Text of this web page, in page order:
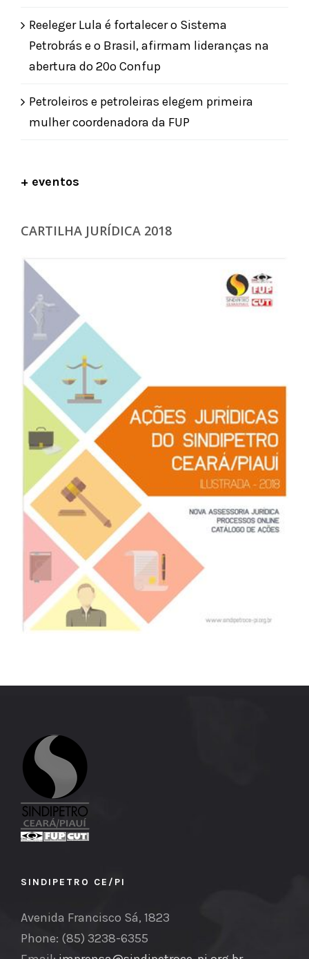
Reeleger Lula é fortalecer o Sistema
Petrobrás e o Brasil, afirmam lideranças na
abertura do 20º Confup
Petroleiros e petroleiras elegem primeira
mulher coordenadora da FUP
+ eventos
CARTILHA JURÍDICA 2018
SINDIPETRO CE/PI
Avenida Francisco Sá, 1823
Phone: (85) 3238-6355